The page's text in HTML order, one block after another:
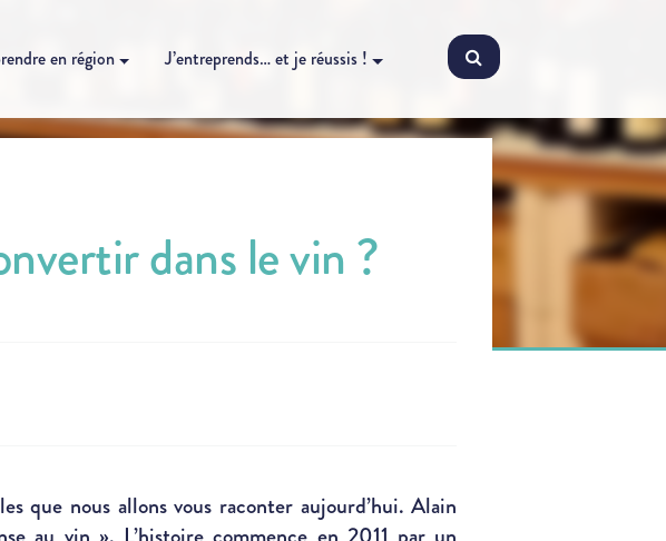
en région J’entreprends… et je réussis !
dans le vin ?
que nous allons vous raconter aujourd’hui. Alain